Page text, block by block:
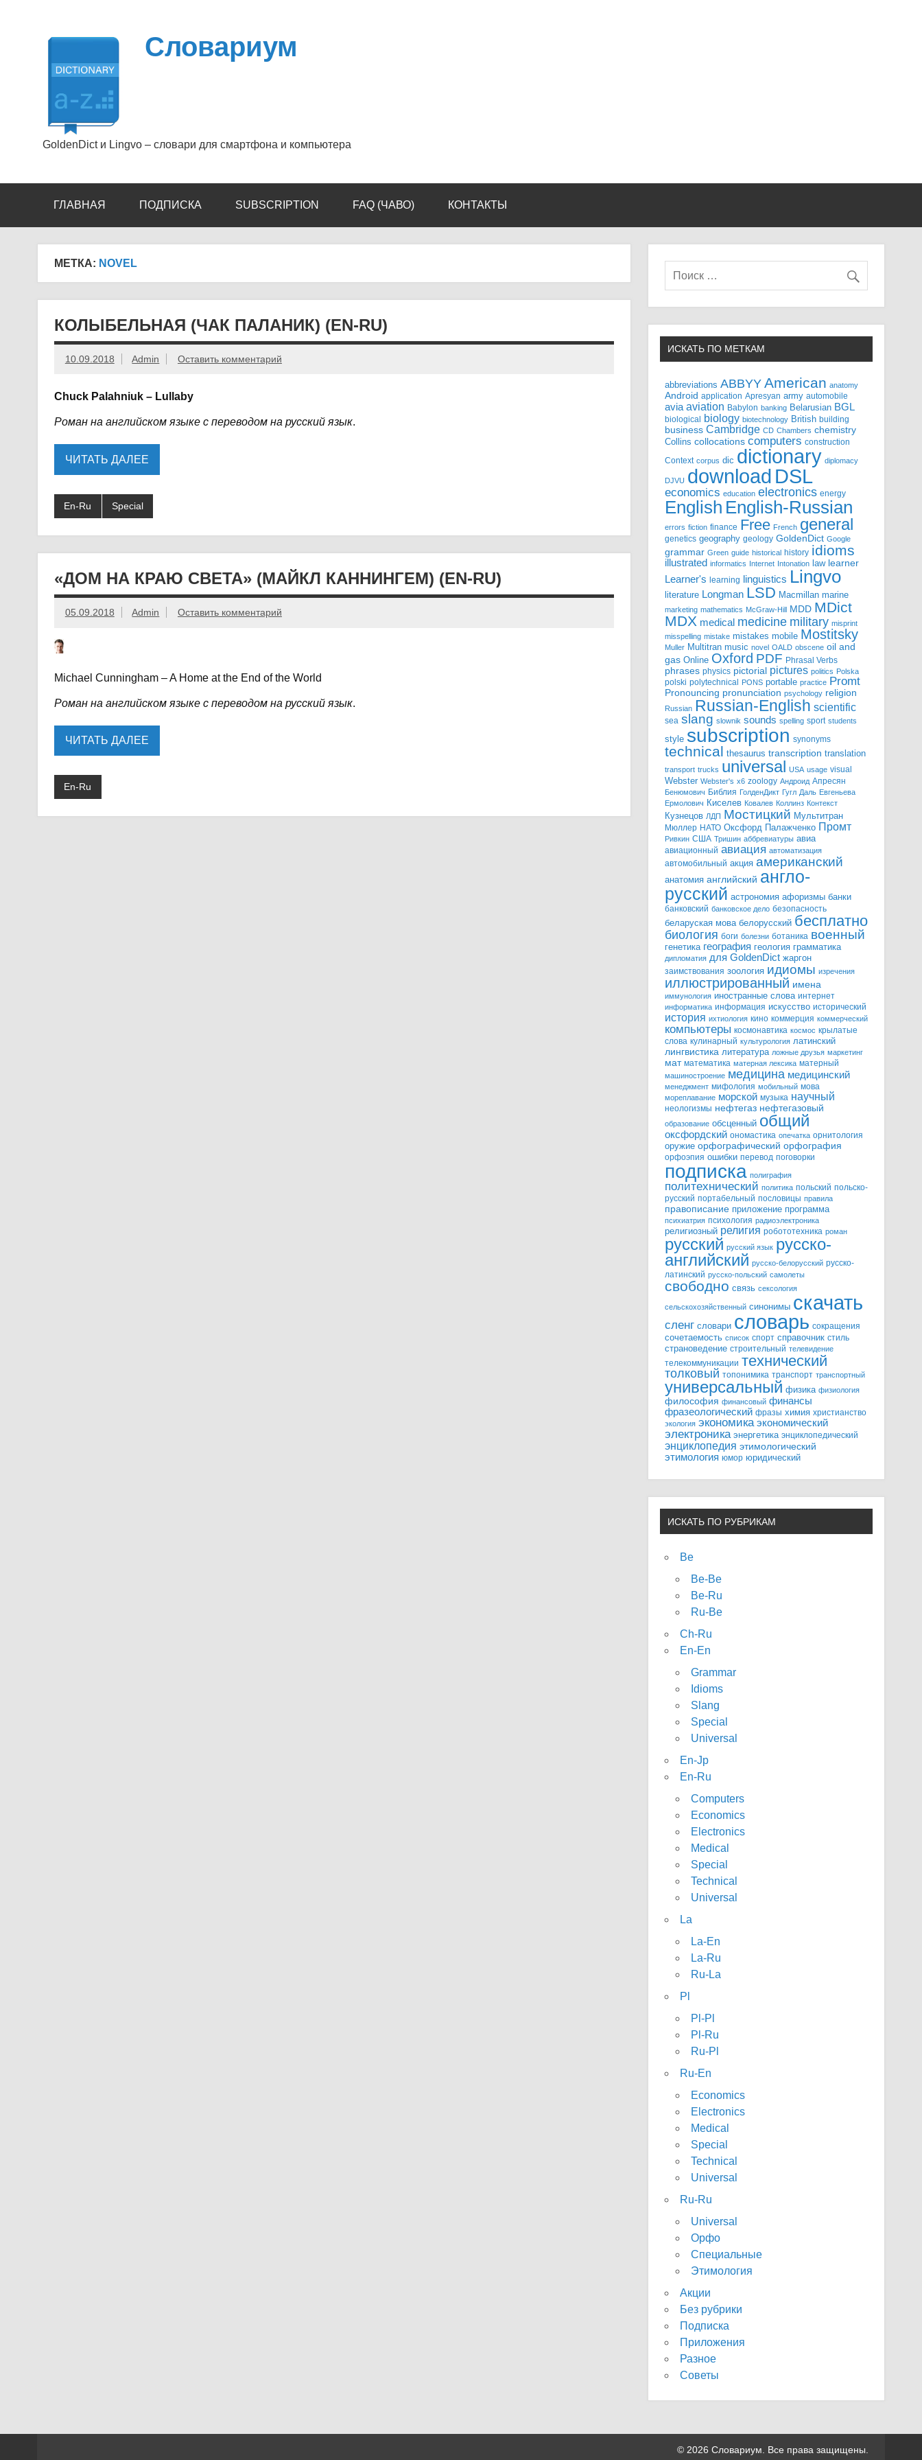
Словариум
GoldenDict и Lingvo – словари для смартфона и компьютера
ГЛАВНАЯ ПОДПИСКА SUBSCRIPTION FAQ (ЧАВО) КОНТАКТЫ
МЕТКА: NOVEL
КОЛЫБЕЛЬНАЯ (ЧАК ПАЛАНИК) (EN-RU)
10.09.2018 Admin Оставить комментарий
Chuck Palahniuk – Lullaby
Роман на английском языке с переводом на русский язык.
ЧИТАТЬ ДАЛЕЕ
En-Ru Special
«ДОМ НА КРАЮ СВЕТА» (МАЙКЛ КАННИНГЕМ) (EN-RU)
05.09.2018 Admin Оставить комментарий
Michael Cunningham – A Home at the End of the World
Роман на английском языке с переводом на русский язык.
ЧИТАТЬ ДАЛЕЕ
En-Ru
ИСКАТЬ ПО МЕТКАМ
abbreviations ABBYY American anatomy
Android application Apresyan army automobile
avia aviation Babylon banking Belarusian BGL
biological biology biotechnology British building
business Cambridge CD Chambers chemistry
Collins collocations computers construction
Context corpus dic dictionary diplomacy
DJVU download DSL
economics education electronics energy
English English-Russian
errors fiction finance Free French general
genetics geography geology GoldenDict Google
grammar Green guide historical history idioms
illustrated informatics Internet Intonation law learner
Learner's learning linguistics Lingvo
literature Longman LSD Macmillan marine
marketing mathematics McGraw-Hill MDD MDict
MDX medical medicine military misprint
misspelling mistake mistakes mobile Mostitsky
Muller Multitran music novel OALD obscene oil and
gas Online Oxford PDF Phrasal Verbs
phrases physics pictorial pictures politics Polska
polski polytechnical PONS portable practice Promt
Pronouncing pronunciation psychology religion
Russian Russian-English scientific
sea slang slownik sounds spelling sport students
style subscription synonyms
technical thesaurus transcription translation
transport trucks universal USA usage visual
Webster Webster's x6 zoology Андроид Апресян
Бенюмович Библия ГолденДикт Гугл Даль Евгеньева
Ермолович Киселев Ковалев Коллинз Контекст
Кузнецов ЛДП Мостицкий Мультитран
Мюллер НАТО Оксфорд Палажченко Промт
Ривкин США Тришин аббревиатуры авиа
авиационный авиация автоматизация
автомобильный акция американский
анатомия английский англо-
русский астрономия афоризмы банки
банковский банковское дело безопасность
беларуская мова белорусский бесплатно
биология боги болезни ботаника военный
генетика география геология грамматика
дипломатия для GoldenDict жаргон
заимствования зоология идиомы изречения
иллюстрированный имена
иммунология иностранные слова интернет
информатика информация искусство исторический
история ихтиология кино коммерция коммерческий
компьютеры космонавтика космос крылатые
слова кулинарный культурология латинский
лингвистика литература ложные друзья маркетинг
мат математика матерная лексика матерный
машиностроение медицина медицинский
менеджмент мифология мобильный мова
мореплавание морской музыка научный
неологизмы нефтегаз нефтегазовый
образование обсценный общий
оксфордский ономастика опечатка орнитология
оружие орфографический орфография
орфоэпия ошибки перевод поговорки
подписка полиграфия
политехнический политика польский польско-
русский портабельный пословицы правила
правописание приложение программа
психиатрия психология радиоэлектроника
религиозный религия робототехника роман
русский русский язык русско-
английский русско-белорусский русско-
латинский русско-польский самолеты
свободно связь сексология
сельскохозяйственный синонимы скачать
сленг словари словарь сокращения
сочетаемость список спорт справочник стиль
страноведение строительный телевидение
телекоммуникации технический
толковый топонимика транспорт транспортный
универсальный физика физиология
философия финансовый финансы
фразеологический фразы химия христианство
экология экономика экономический
электроника энергетика энциклопедический
энциклопедия этимологический
этимология юмор юридический
ИСКАТЬ ПО РУБРИКАМ
Be
Be-Be
Be-Ru
Ru-Be
Ch-Ru
En-En
Grammar
Idioms
Slang
Special
Universal
En-Jp
En-Ru
Computers
Economics
Electronics
Medical
Special
Technical
Universal
La
La-En
La-Ru
Ru-La
Pl
Pl-Pl
Pl-Ru
Ru-Pl
Ru-En
Economics
Electronics
Medical
Special
Technical
Universal
Ru-Ru
Universal
Орфо
Специальные
Этимология
Акции
Без рубрики
Подписка
Приложения
Разное
Советы
© 2026 Словариум. Все права защищены.